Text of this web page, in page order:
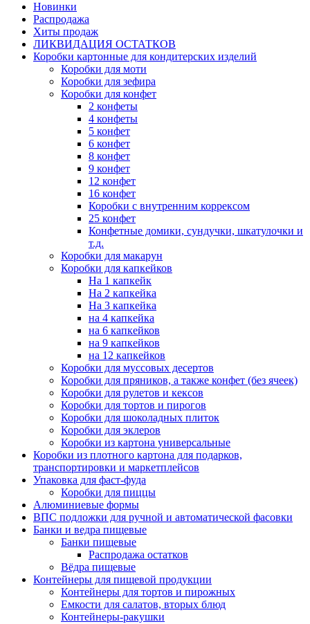
Новинки
Распродажа
Хиты продаж
ЛИКВИДАЦИЯ ОСТАТКОВ
Коробки картонные для кондитерских изделий
Коробки для моти
Коробки для зефира
Коробки для конфет
2 конфеты
4 конфеты
5 конфет
6 конфет
8 конфет
9 конфет
12 конфет
16 конфет
Коробки с внутренним коррексом
25 конфет
Конфетные домики, сундучки, шкатулочки и
т.д.
Коробки для макарун
Коробки для капкейков
На 1 капкейк
На 2 капкейка
На 3 капкейка
на 4 капкейка
на 6 капкейков
на 9 капкейков
на 12 капкейков
Коробки для муссовых десертов
Коробки для пряников, а также конфет (без ячеек)
Коробки для рулетов и кексов
Коробки для тортов и пирогов
Коробки для шоколадных плиток
Коробки для эклеров
Коробки из картона универсальные
Коробки из плотного картона для подарков,
транспортировки и маркетплейсов
Упаковка для фаст-фуда
Коробки для пиццы
Алюминиевые формы
ВПС подложки для ручной и автоматической фасовки
Банки и ведра пищевые
Банки пищевые
Распродажа остатков
Вёдра пищевые
Контейнеры для пищевой продукции
Контейнеры для тортов и пирожных
Емкости для салатов, вторых блюд
Контейнеры-ракушки